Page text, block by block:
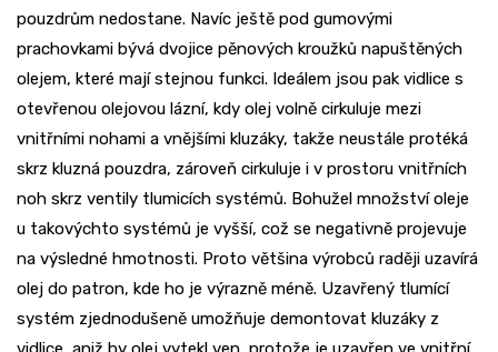
pouzdrům nedostane. Navíc ještě pod gumovými
prachovkami bývá dvojice pěnových kroužků napuštěných
olejem, které mají stejnou funkci. Ideálem jsou pak vidlice s
otevřenou olejovou lázní, kdy olej volně cirkuluje mezi
vnitřními nohami a vnějšími kluzáky, takže neustále protéká
skrz kluzná pouzdra, zároveň cirkuluje i v prostoru vnitřních
noh skrz ventily tlumicích systémů. Bohužel množství oleje
u takovýchto systémů je vyšší, což se negativně projevuje
na výsledné hmotnosti. Proto většina výrobců raději uzavírá
olej do patron, kde ho je výrazně méně. Uzavřený tlumící
systém zjednodušeně umožňuje demontovat kluzáky z